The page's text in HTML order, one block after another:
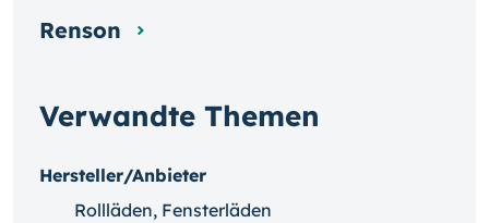
Verwandte Themen
Hersteller/Anbieter
Rollläden, Fensterläden
Renson